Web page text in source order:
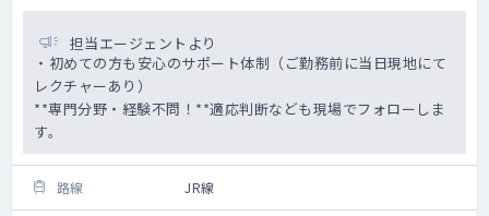
担当エージェントより
・初めての方も安心のサポート体制（ご勤務前に当日現地にて
レクチャーあり）
**専門分野・経験不問！**適応判断なども現場でフォローしま
す。
路線 JR線